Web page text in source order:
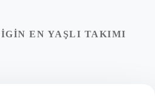
EN YAŞLI TAKIMI